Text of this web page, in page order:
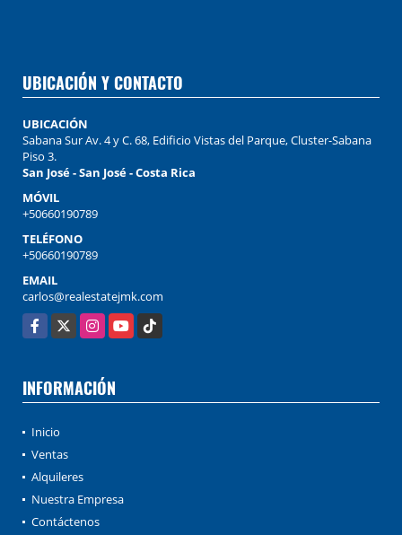
UBICACIÓN Y CONTACTO
UBICACIÓN
Sabana Sur Av. 4 y C. 68, Edificio Vistas del Parque, Cluster-Sabana
Piso 3.
San José - San José - Costa Rica
MÓVIL
+50660190789
TELÉFONO
+50660190789
EMAIL
carlos@realestatejmk.com
Facebook
X InstagramYouTubeTikTok
INFORMACIÓN
Inicio
Ventas
Alquileres
Nuestra Empresa
Contáctenos